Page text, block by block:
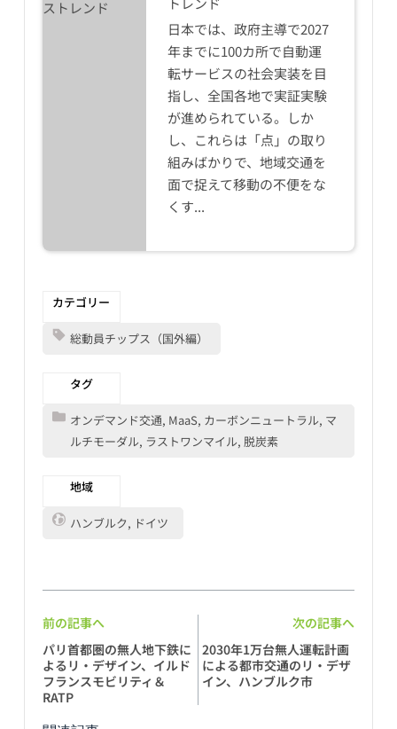
日本では、政府主導で2027
年までに100カ所で自動運
転サービスの社会実装を目
指し、全国各地で実証実験
が進められている。しか
し、これらは「点」の取り
組みばかりで、地域交通を
面で捉えて移動の不便をな
くす...
カテゴリー
総動員チップス（国外編）
タグ
オンデマンド交通, MaaS, カーボンニュートラル, マ
ルチモーダル, ラストワンマイル, 脱炭素
地域
ハンブルク, ドイツ
前の記事へ
次の記事へ
パリ首都圏の無人地下鉄に
よるリ・デザイン、イルド
フランスモビリティ＆
RATP
2030年1万台無人運転計画
による都市交通のリ・デザ
イン、ハンブルク市